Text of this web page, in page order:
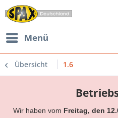
Menü
Übersicht 1.6
Wir haben vom Freitag, den